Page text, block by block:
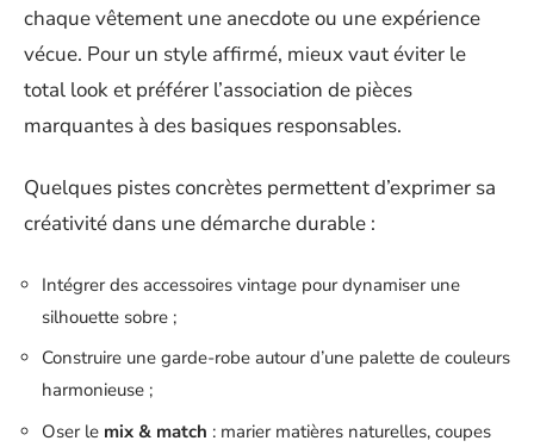
chaque vêtement une anecdote ou une expérience
vécue. Pour un style affirmé, mieux vaut éviter le
total look et préférer l’association de pièces
marquantes à des basiques responsables.
Quelques pistes concrètes permettent d’exprimer sa
créativité dans une démarche durable :
Intégrer des accessoires vintage pour dynamiser une
silhouette sobre ;
Construire une garde-robe autour d’une palette de couleurs
harmonieuse ;
Oser le mix & match : marier matières naturelles, coupes